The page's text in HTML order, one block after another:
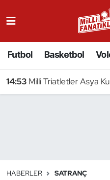
Futbol Basketbol
14:53 Milli Triatletler Asya
HABERLER SATRANÇ
Badminton